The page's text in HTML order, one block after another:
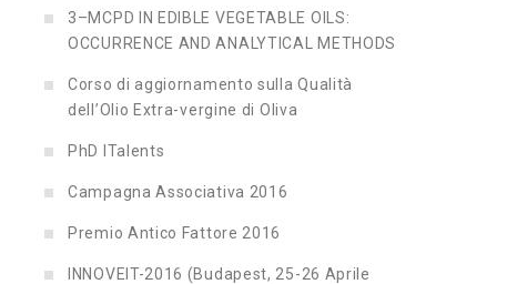
3–MCPD IN EDIBLE VEGETABLE OILS:
OCCURRENCE AND ANALYTICAL METHODS
Corso di aggiornamento sulla Qualità
dell’Olio Extra-vergine di Oliva
PhD ITalents
Campagna Associativa 2016
Premio Antico Fattore 2016
INNOVEIT-2016 (Budapest, 25-26 Aprile